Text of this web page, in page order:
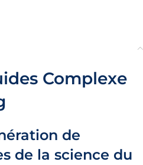
Complexe
de
de la science du